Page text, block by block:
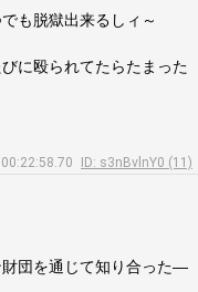
も脱獄出来るしィ～
に殴られてたらたまった
ID: s3nBvlnY0 (11)
団を通じて知り合った―